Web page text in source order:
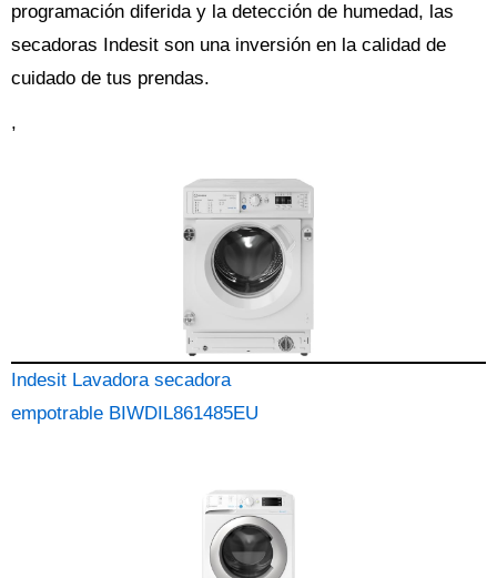
programación diferida y la detección de humedad, las
secadoras Indesit son una inversión en la calidad de
cuidado de tus prendas.
,
Indesit Lavadora secadora
empotrable BIWDIL861485EU